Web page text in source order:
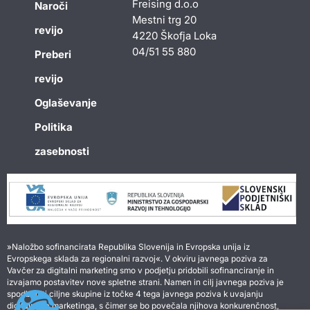
Naroči
revijo
Preberi
revijo
Oglaševanje
Politika
zasebnosti
Freising d.o.o
Mestni trg 20
4220 Škofja Loka
04/51 55 880
»Naložbo sofinancirata Republika Slovenija in Evropska unija iz
Evropskega sklada za regionalni razvoj«. V okviru javnega poziva za
Vavčer za digitalni marketing smo v podjetju pridobili sofinanciranje in
izvajamo postavitev nove spletne strani. Namen in cilj javnega poziva je
spodbuditi ciljne skupine iz točke 4 tega javnega poziva k uvajanju
digitalnega marketinga, s čimer se bo povečala njihova konkurenčnost,